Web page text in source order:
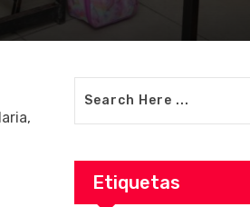
Etiquetas